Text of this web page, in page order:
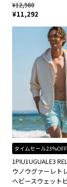
¥12,980
¥11,292
タイムセール23%OFF
1PIU1UGUALE3
ウノウグァーレト
ヘビースウェット